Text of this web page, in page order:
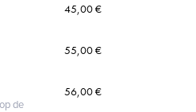
45,00 €
55,00 €
de
56,00 €